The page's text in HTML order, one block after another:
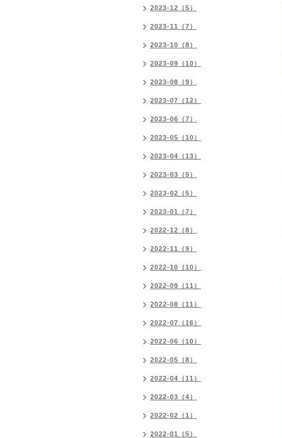
2023-12（5）
2023-11（7）
2023-10（8）
2023-09（10）
2023-08（9）
2023-07（12）
2023-06（7）
2023-05（10）
2023-04（13）
2023-03（5）
2023-02（5）
2023-01（7）
2022-12（8）
2022-11（9）
2022-10（10）
2022-09（11）
2022-08（11）
2022-07（16）
2022-06（10）
2022-05（8）
2022-04（11）
2022-03（4）
2022-02（1）
2022-01（5）